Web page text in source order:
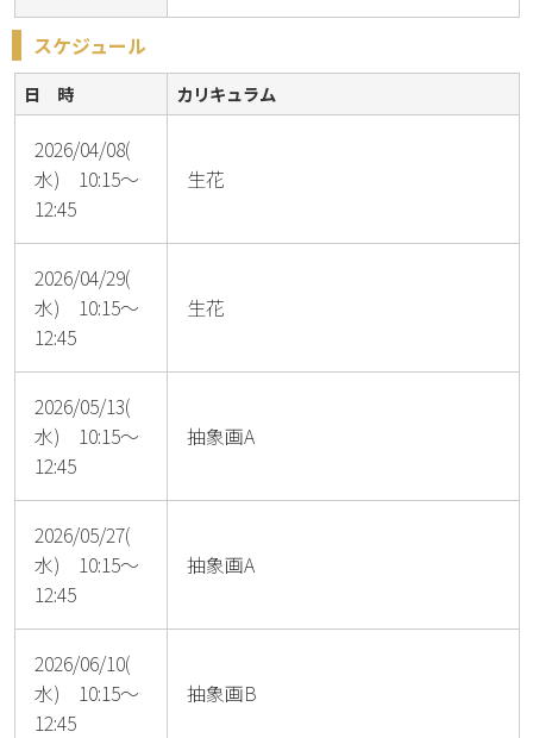
スケジュール
日 時 カリキュラム
2026/04/08(
水) 10:15～
12:45
生花
2026/04/29(
水) 10:15～
12:45
生花
2026/05/13(
水) 10:15～
12:45
抽象画A
2026/05/27(
水) 10:15～
12:45
抽象画A
2026/06/10(
水) 10:15～
12:45
抽象画B